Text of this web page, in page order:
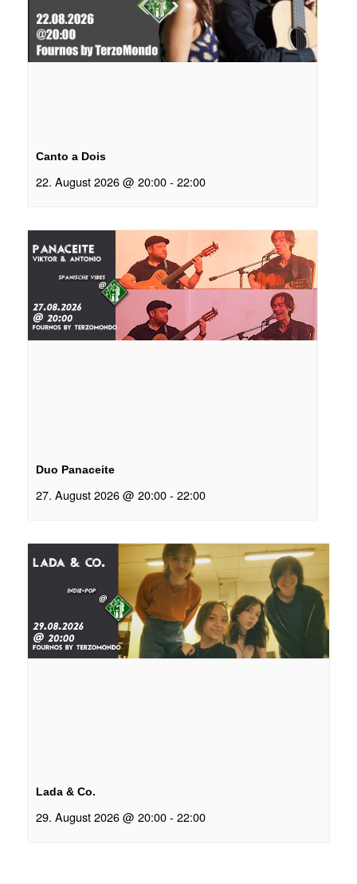
Canto a Dois
22. August 2026 @ 20:00 - 22:00
Duo Panaceite
27. August 2026 @ 20:00 - 22:00
Lada & Co.
29. August 2026 @ 20:00 - 22:00